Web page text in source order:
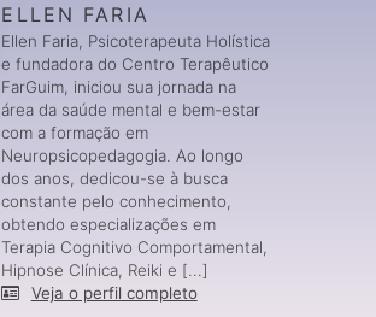
ELLEN FARIA
Ellen Faria, Psicoterapeuta Holística
e fundadora do Centro Terapêutico
FarGuim, iniciou sua jornada na
área da saúde mental e bem-estar
com a formação em
Neuropsicopedagogia. Ao longo
dos anos, dedicou-se à busca
constante pelo conhecimento,
obtendo especializações em
Terapia Cognitivo Comportamental,
Hipnose Clínica, Reiki e [...]
Veja o perfil completo